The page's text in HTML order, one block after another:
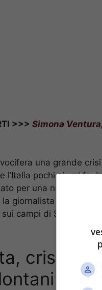
>>> Simona
una grande
l’Italia pochi giorni fa.
per una nuova
giornalista ha
campi di Serie A.
crisi con